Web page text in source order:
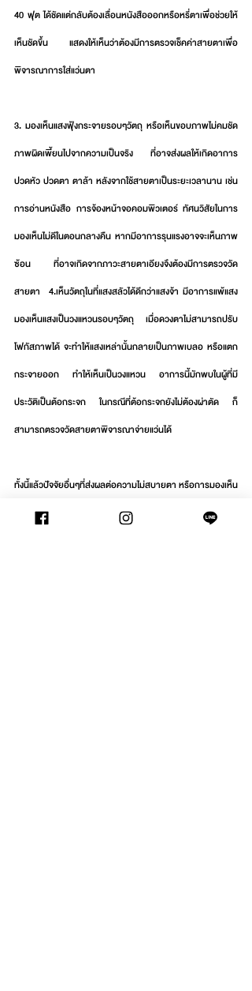
40 ฟุต ได้ชัดแต่กลับต้องเลื่อนหนังสือออกหรือหรี่ตาเพื่อช่วยให้
เห็นชัดขึ้น แสดงให้เห็นว่าต้องมีการตรวจเช็คค่าสายตาเพื่อ
พิจารณาการใส่แว่นตา
3. มองเห็นแสงฟุ้งกระจายรอบๆวัตถุ หรือเห็นขอบภาพไม่คมชัด
ภาพผิดเพี้ยนไปจากความเป็นจริง ที่อาจส่งผลให้เกิดอาการ
ปวดหัว ปวดตา ตาล้า หลังจากใช้สายตาเป็นระยะเวลานาน เช่น
การอ่านหนังสือ การจ้องหน้าจอคอมพิวเตอร์ ทัศนวิสัยในการ
มองเห็นไม่ดีในตอนกลางคืน หากมีอาการรุนแรงอาจจะเห็นภาพ
ซ้อน ที่อาจเกิดจากภาวะสายตาเอียงจึงต้องมีการตรวจวัด
สายตา  4.เห็นวัตถุในที่แสงสลัวได้ดีกว่าแสงจ้า มีอาการแพ้แสง
มองเห็นแสงเป็นวงแหวนรอบๆวัตถุ เมื่อดวงตาไม่สามารถปรับ
โฟกัสภาพได้ จะทำให้แสงเหล่านั้นกลายเป็นภาพเบลอ หรือแตก
กระจายออก ทำให้เห็นเป็นวงแหวน อาการนี้มักพบในผู้ที่มี
ประวัติเป็นต้อกระจก ในกรณีที่ต้อกระจกยังไม่ต้องผ่าตัด ก็
สามารถตรวจวัดสายตาพิจารณาจ่ายแว่นได้
ทั้งนี้แล้วปัจจัยอื่นๆที่ส่งผลต่อความไม่สบายตา หรือการมองเห็น
ก็ควรที่จะต้องไปพบผู้เชี่ยวชาญ เพื่อตรวจอย่างละเอียด